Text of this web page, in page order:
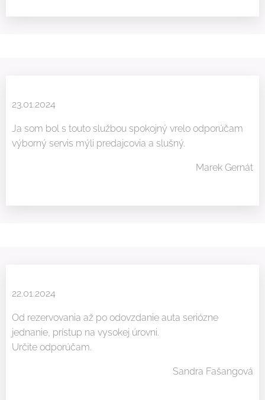
23.01.2024
Ja som bol s touto službou spokojný vrelo odporúčam
výborný servis mýli predajcovia a slušný.
Marek Gernát
22.01.2024
Od rezervovania až po odovzdanie auta seriózne
jednanie, prístup na vysokej úrovni.
Určite odporúčam.
Sandra Fašangová